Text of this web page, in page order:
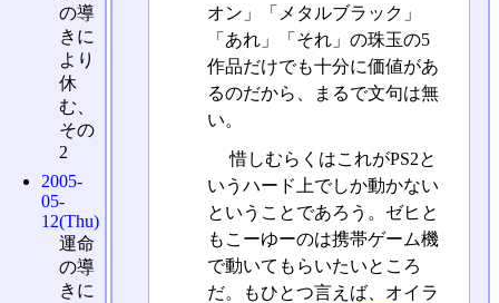
オン」「メタルブラック」
「あれ」「それ」の珠玉の5
作品だけでも十分に価値があ
るのだから、まるで文句は無
い。
惜しむらくはこれがPS2と
いうハード上でしか動かない
ということであろう。ゼヒと
もこーゆーのは携帯ゲーム機
で動いてもらいたいところ
だ。もひとつ言えば、オイラ
の導
きに
より
休
む、
その
2
2005-
05-
12(Thu)
運命
の導
きに